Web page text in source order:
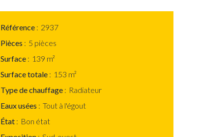
Référence
2937
Pièces
5 pièces
Surface
139 m²
Surface totale
153 m²
Type de chauffage
Radiateur
Eaux usées
Tout à l'égout
État
Bon état